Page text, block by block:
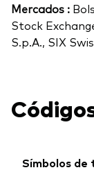
Mercados :
Stock
S.p.A., SIX
Símbolos de